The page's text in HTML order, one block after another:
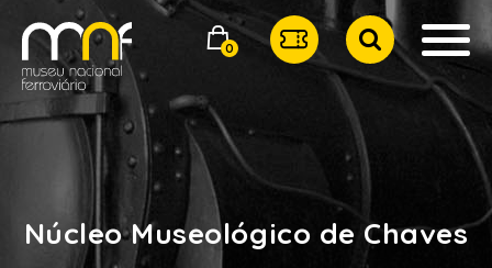
0
Núcleo Museológico de Chaves